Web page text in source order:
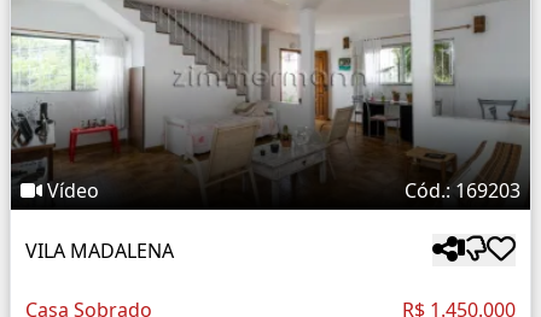
Vídeo Cód.: 169203
VILA MADALENA
Casa Sobrado R$ 1.450.000